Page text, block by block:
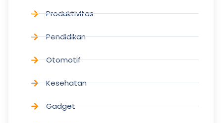
Produktivitas
Pendidikan
Otomotif
Kesehatan
Gadget